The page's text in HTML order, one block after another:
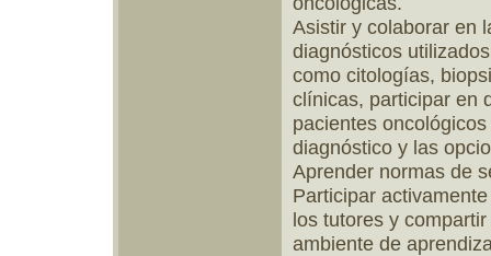
Asistir y colaborar en
diagnósticos
como citologías,
clínicas, participar en
pacientes
diagnóstico y las
Aprender normas de
Participar
los tutores y
ambiente de